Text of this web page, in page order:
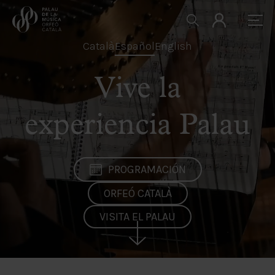
CatalàEspañolEnglish
Vive la
experiencia Palau
PROGRAMACIÓN
ORFEÓ CATALÀ
VISITA EL PALAU